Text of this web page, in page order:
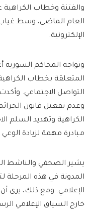
والفتنة وخطاب الكراهية
العام الماضي، وسط
الإلكترونية.
وتواجه المحاكم السورية
المتعلقة بخطاب
التواصل الاجتماعي.
وعدم تفعيل قانون
الكراهية وتهديد السلم
مبادرة مهمة لزيادة
يشير الصحفي والناشط
المدونة في هذه المرحلة
الإعلامي. ومع ذلك، يرى
خارج السياق الإعلامي